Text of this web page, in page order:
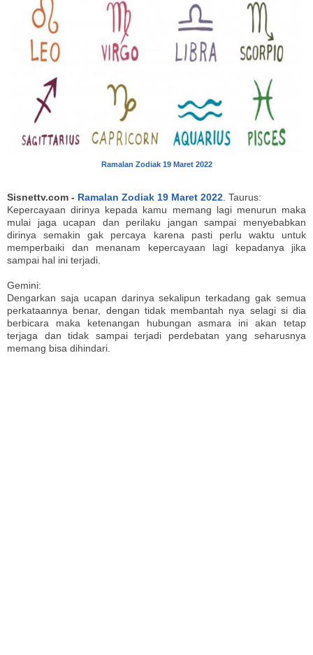
Ramalan Zodiak 19 Maret 2022
Sisnettv.com - Ramalan Zodiak 19 Maret 2022 . Taurus:
Kepercayaan dirinya kepada kamu memang lagi menurun maka
mulai jaga ucapan dan perilaku jangan sampai menyebabkan
dirinya semakin gak percaya karena pasti perlu waktu untuk
memperbaiki dan menanam kepercayaan lagi kepadanya jika
sampai hal ini terjadi.
Gemini:
Dengarkan saja ucapan darinya sekalipun terkadang gak semua
perkataannya benar, dengan tidak membantah nya selagi si dia
berbicara maka ketenangan hubungan asmara ini akan tetap
terjaga dan tidak sampai terjadi perdebatan yang seharusnya
memang bisa dihindari.